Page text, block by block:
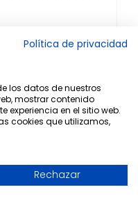
Política de privacidad
los datos de nuestros
mostrar contenido
experiencia en el sitio web.
cookies que utilizamos,
Rechazar